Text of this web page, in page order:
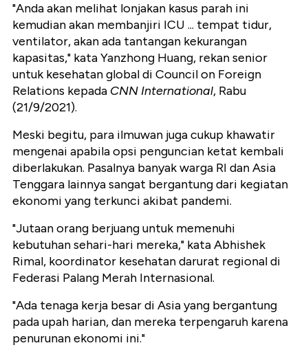
"Anda akan melihat lonjakan kasus parah ini
kemudian akan membanjiri ICU ... tempat tidur,
ventilator, akan ada tantangan kekurangan
kapasitas," kata Yanzhong Huang, rekan senior
untuk kesehatan global di Council on Foreign
Relations kepada CNN International, Rabu
(21/9/2021).
Meski begitu, para ilmuwan juga cukup khawatir
mengenai apabila opsi penguncian ketat kembali
diberlakukan. Pasalnya banyak warga RI dan Asia
Tenggara lainnya sangat bergantung dari kegiatan
ekonomi yang terkunci akibat pandemi.
"Jutaan orang berjuang untuk memenuhi
kebutuhan sehari-hari mereka," kata Abhishek
Rimal, koordinator kesehatan darurat regional di
Federasi Palang Merah Internasional.
"Ada tenaga kerja besar di Asia yang bergantung
pada upah harian, dan mereka terpengaruh karena
penurunan ekonomi ini."